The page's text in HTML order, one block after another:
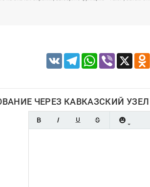
VK TelegramWhatsApp
Viber X
ЧЕРЕЗ КАВКАЗСКИЙ УЗЕЛ